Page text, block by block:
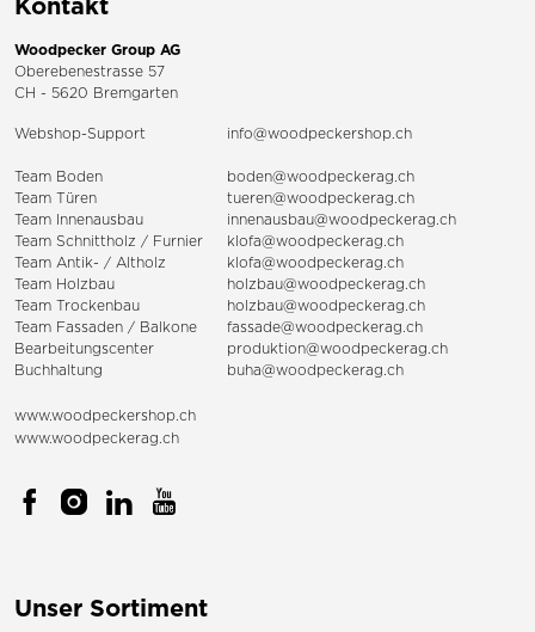
Woodpecker Group AG
Oberebenestrasse 57
CH - 5620 Bremgarten
Webshop-Support info@woodpeckershop.ch
Team Boden
boden@woodpeckerag.ch
Team Türen
tueren@woodpeckerag.ch
Team Innenausbau
innenausbau@woodpeckerag.ch
Team Schnittholz / Furnier
klofa@woodpeckerag.ch
Team Antik- / Altholz
klofa@woodpeckerag.ch
Team Holzbau
holzbau@woodpeckerag.ch
Team Trockenbau
holzbau@woodpeckerag.ch
Team Fassaden / Balkone
fassade@woodpeckerag.ch
Bearbeitungscenter
produktion@woodpeckerag.ch
Buchhaltung
buha@woodpeckerag.ch
www.woodpeckershop.ch
www.woodpeckerag.ch
Unser Sortiment